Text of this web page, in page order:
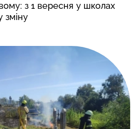
з 1 вересня у школах
зміну